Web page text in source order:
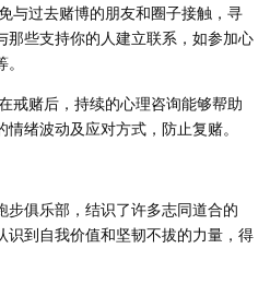
与过去赌博的朋友和圈子接触，寻
那些支持你的人建立联系，如参加心
戒赌后，持续的心理咨询能够帮助
绪波动及应对方式，防止复赌。
步俱乐部，结识了许多志同道合的
识到自我价值和坚韧不拔的力量，得